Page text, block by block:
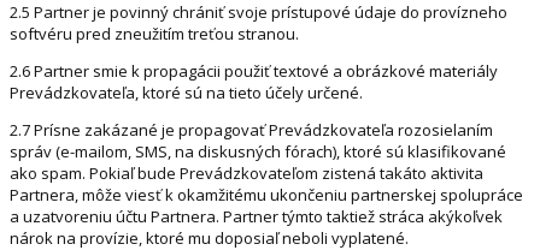
2.5 Partner je povinný chrániť svoje prístupové údaje do provízneho
softvéru pred zneužitím treťou stranou.
2.6 Partner smie k propagácii použiť textové a obrázkové materiály
Prevádzkovateľa, ktoré sú na tieto účely určené.
2.7 Prísne zakázané je propagovať Prevádzkovateľa rozosielaním
správ (e-mailom, SMS, na diskusných fórach), ktoré sú klasifikované
ako spam. Pokiaľ bude Prevádzkovateľom zistená takáto aktivita
Partnera, môže viesť k okamžitému ukončeniu partnerskej spolupráce
a uzatvoreniu účtu Partnera. Partner týmto taktiež stráca akýkoľvek
nárok na provízie, ktoré mu doposiaľ neboli vyplatené.